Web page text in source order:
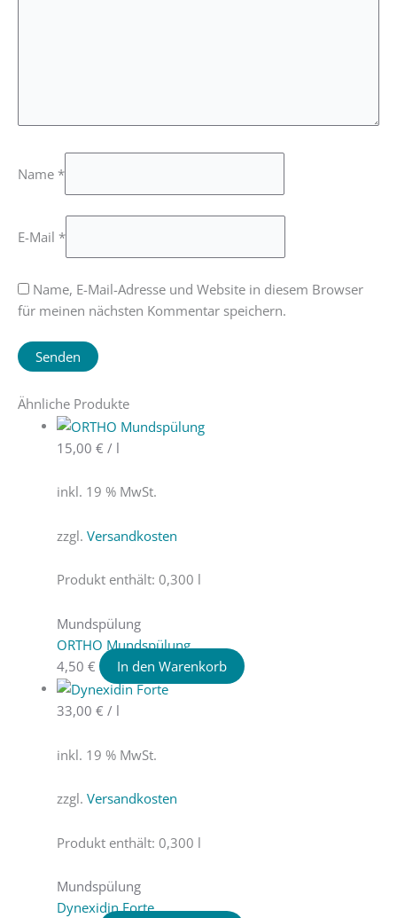
Name *
E-Mail *
Name, E-Mail-Adresse und Website in diesem Browser
für meinen nächsten Kommentar speichern.
Ähnliche Produkte
15,00 € / l
inkl. 19 % MwSt.
zzgl. Versandkosten
Produkt enthält: 0,300 l
Mundspülung
ORTHO Mundspülung
4,50 € In den Warenkorb
33,00 € / l
inkl. 19 % MwSt.
zzgl. Versandkosten
Produkt enthält: 0,300 l
Mundspülung
Dynexidin Forte